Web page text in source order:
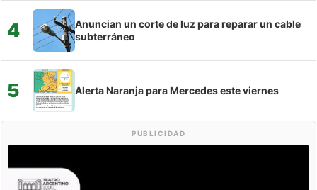
4
Anuncian un corte de luz para reparar un cable
subterráneo
5 Alerta Naranja para Mercedes este viernes
PUBLICIDAD